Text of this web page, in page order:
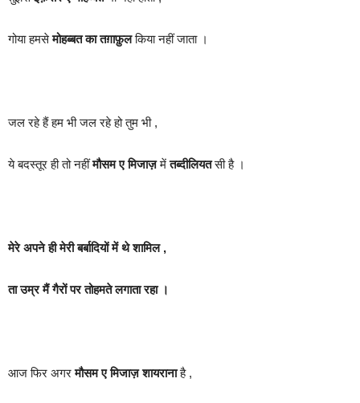
गोया हमसेमोहब्बत का तग़ाफ़ुलकिया नहीं जाता ।
जल रहे हैं हम भी जल रहे हो तुम भी ,
ये बदस्तूर ही तो नहींमौसम ए मिजाज़मेंतब्दीलियतसी है ।
मेरे अपने ही मेरी बर्बादियों में थे शामिल ,
ता उम्र मैं गैरों पर तोहमते लगाता रहा ।
आज फिर अगरमौसम ए मिजाज़ शायरानाहै ,